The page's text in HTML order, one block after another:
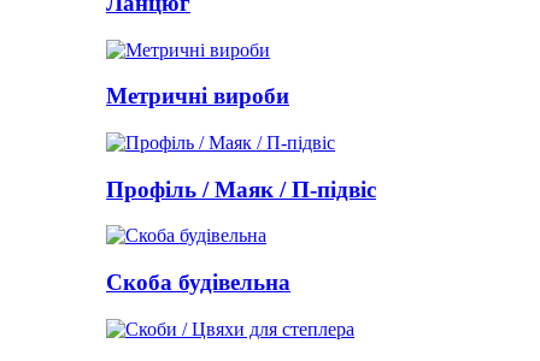
Метричні вироби
Профіль / Маяк / П-підвіс
Скоба будівельна